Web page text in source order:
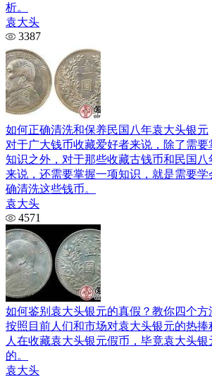
析。
袁大头
3387
如何正确清洗和保养民国八年袁大头银元
对于广大钱币收藏爱好者来说，除了需
知识之外，对于那些收藏古钱币和民国
来说，还需要掌握一项知识，就是需要
确清洗这些钱币。
袁大头
4571
如何鉴别袁大头银元的真假？教你四个方
按照目前人们和市场对袁大头银元的热
人在收藏袁大头银元假币，毕竟袁大头
的。
袁大头